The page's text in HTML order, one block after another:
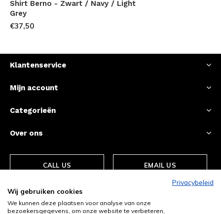
Shirt Berno - Zwart / Navy / Light
Grey
€37,50
Klantenservice
Mijn account
Categorieën
Over ons
CALL US EMAIL US
Privacybeleid
Wij gebruiken cookies
We kunnen deze plaatsen voor analyse van onze
bezoekersgegevens, om onze website te verbeteren,